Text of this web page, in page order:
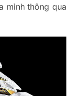
mình thông qua